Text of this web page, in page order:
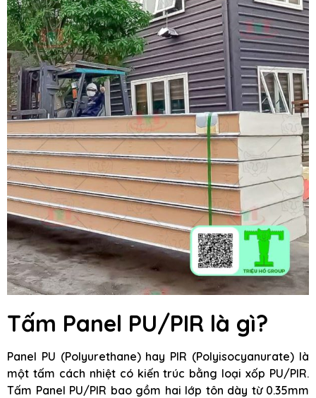
Tấm Panel PU/PIR là gì?
Panel PU (Polyurethane) hay PIR (Polyisocyanurate) là
một tấm cách nhiệt có kiến trúc bằng loại xốp PU/PIR.
Tấm Panel PU/PIR bao gồm hai lớp tôn dày từ 0.35mm